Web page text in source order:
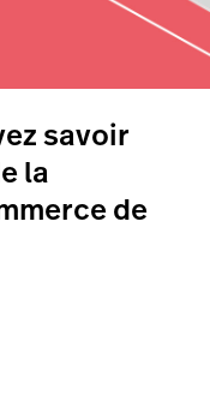
savoir
la
de